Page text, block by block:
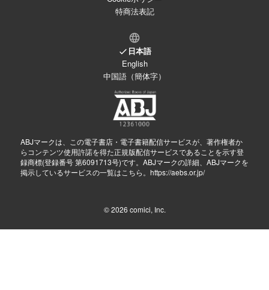
特商法表記
日本語
English
中国語（簡体字）
ABJマークは、この電子書店・電子書籍配信サービスが、著作権者か
らコンテンツ使用許諾を得た正規版配信サービスであることを示す登
録商標(登録番号 第6091713号)です。ABJマークの詳細、ABJマークを
掲示しているサービスの一覧はこちら。 https://aebs.or.jp/
© 2026 comici, Inc.